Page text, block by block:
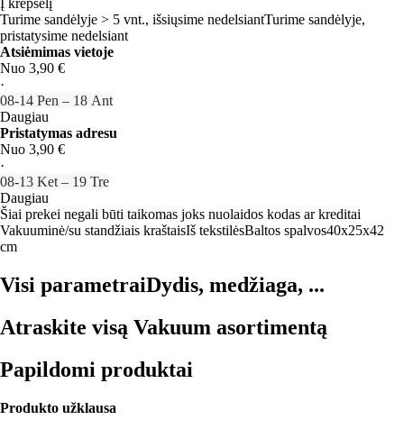
Turime sandėlyje > 5 vnt., išsiųsime nedelsiantTurime sandėlyje,
pristatysime nedelsiant
Atsiėmimas vietoje
Nuo 3,90 €
·
08‑14 Pen – 18 Ant
Daugiau
Pristatymas adresu
Nuo 3,90 €
·
08‑13 Ket – 19 Tre
Daugiau
Šiai prekei negali būti taikomas joks nuolaidos kodas ar kreditai
Vakuuminė/su standžiais kraštaisIš tekstilėsBaltos spalvos40x25x42
cm
Visi parametraiDydis, medžiaga, ...
Atraskite visą Vakuum asortimentą
Papildomi produktai
Produkto užklausa